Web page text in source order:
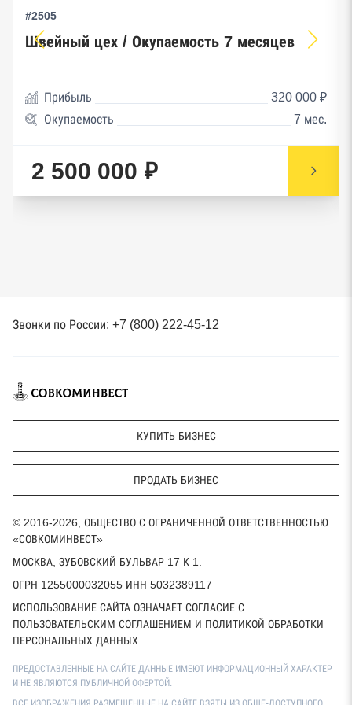
#2505
Швейный цех / Окупаемость 7 месяцев
Прибыль
320 000 ₽
Окупаемость
7 мес.
2 500 000 ₽
Звонки по России: +7 (800) 222-45-12
КУПИТЬ БИЗНЕС
ПРОДАТЬ БИЗНЕС
© 2016-2026, ОБЩЕСТВО С ОГРАНИЧЕННОЙ ОТВЕТСТВЕННОСТЬЮ
«СОВКОМИНВЕСТ»
МОСКВА, ЗУБОВСКИЙ БУЛЬВАР 17 К 1.
ОГРН 1255000032055 ИНН 5032389117
ИСПОЛЬЗОВАНИЕ САЙТА ОЗНАЧАЕТ СОГЛАСИЕ С
ПОЛЬЗОВАТЕЛЬСКИМ СОГЛАШЕНИЕМ И ПОЛИТИКОЙ ОБРАБОТКИ
ПЕРСОНАЛЬНЫХ ДАННЫХ
ПРЕДОСТАВЛЕННЫЕ НА САЙТЕ ДАННЫЕ ИМЕЮТ ИНФОРМАЦИОННЫЙ ХАРАКТЕР
И НЕ ЯВЛЯЮТСЯ ПУБЛИЧНОЙ ОФЕРТОЙ.